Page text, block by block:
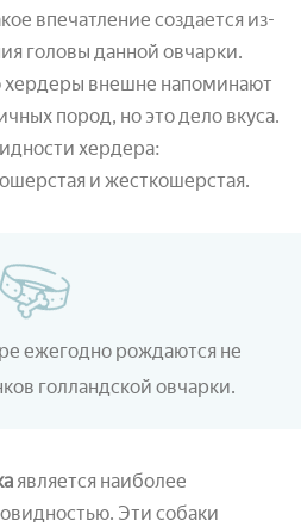
впечатление создается из-
головы данной овчарки.
хердеры внешне напоминают
пород, но это дело вкуса.
хердера:
и жесткошерстая.
ежегодно рождаются не
голландской овчарки.
является наиболее
Эти собаки